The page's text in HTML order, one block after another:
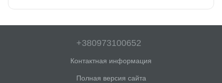
+380973100652
Контактная информация
Полная версия сайта